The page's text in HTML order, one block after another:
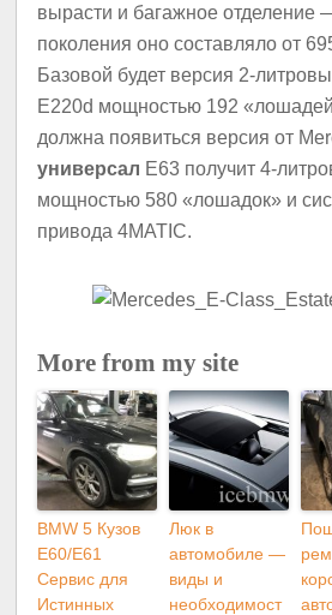
вырасти и багажное отделение
поколения оно составляло от
Базовой будет версия 2-
E220d мощностью 192
должна появиться версия от
универсал E63 получит 4-
мощностью 580 «лошадок» и
привода 4MATIC.
More from my site
BMW 5 Кузов
E60/E61
Сервис для
Истинных
Люк в
автомобиле —
виды и
необходимост